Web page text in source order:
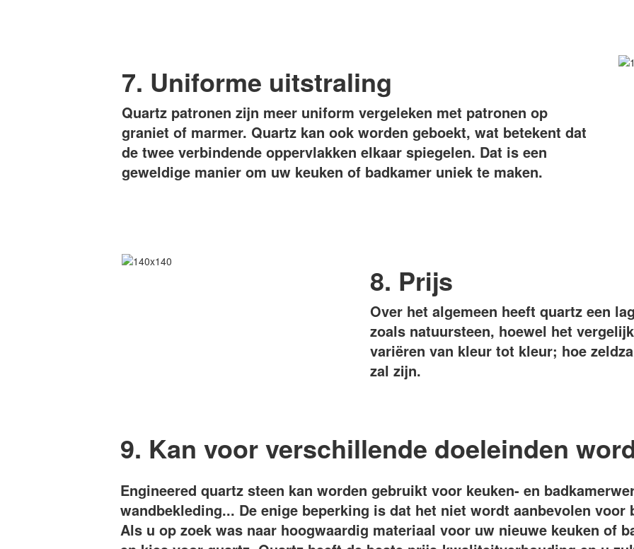
7. Uniforme uitstraling
Quartz patronen zijn meer uniform vergeleken met patronen op
graniet of marmer. Quartz kan ook worden geboekt, wat betekent dat
de twee verbindende oppervlakken elkaar spiegelen. Dat is een
geweldige manier om uw keuken of badkamer uniek te maken.
8. Prijs
Over het algemeen heeft quartz een
zoals natuursteen, hoewel het
variëren van kleur tot kleur; hoe
zal zijn.
9. Kan voor verschillende doeleinden
Engineered quartz steen kan worden gebruikt voor keuken- en
wandbekleding... De enige beperking is dat het niet wordt aanbevolen voor
Als u op zoek was naar hoogwaardig materiaal voor uw nieuwe keuken of